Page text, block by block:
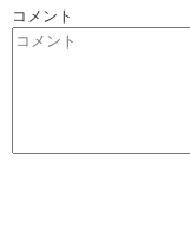
コメント